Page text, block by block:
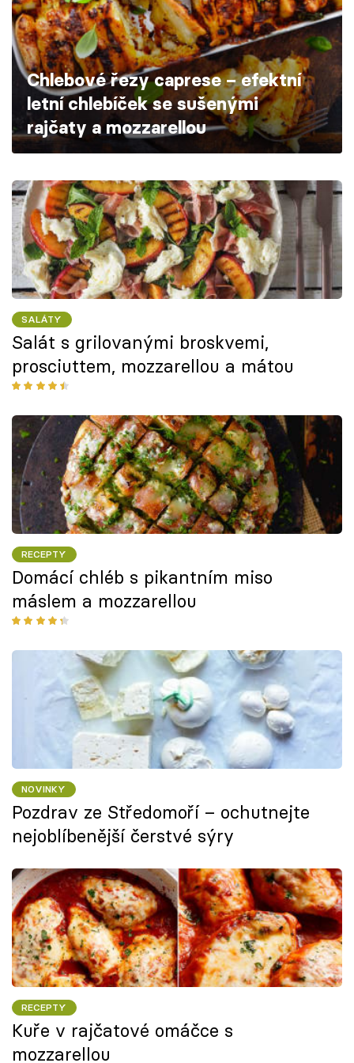
Škola vaření
Recepty z TV
Speciál: Cuketa
Těhotnej kuchař
Přihlášení
Sledujte nás
Chlebové řezy caprese – efektní
letní chlebíček se sušenými
rajčaty a mozzarellou
SALÁTY
Salát s grilovanými broskvemi,
prosciuttem, mozzarellou a mátou
RECEPTY
Domácí chléb s pikantním miso
máslem a mozzarellou
NOVINKY
Pozdrav ze Středomoří – ochutnejte
nejoblíbenější čerstvé sýry
RECEPTY
Kuře v rajčatové omáčce s
mozzarellou